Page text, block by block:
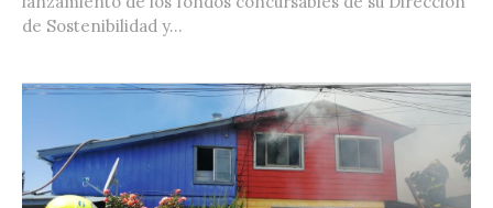
de Sostenibilidad y...